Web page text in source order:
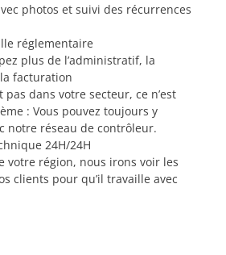
photos et suivi des récurrences
réglementaire
plus de l’administratif, la
facturation
pas dans votre secteur, ce n’est
: Vous pouvez toujours y
notre réseau de contrôleur.
24H/24H
votre région, nous irons voir les
clients pour qu’il travaille avec